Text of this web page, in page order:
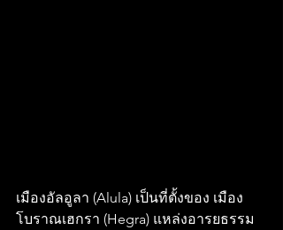
เมืองอัลอูลา (Alula) เป็นที่ตั้งของ เมือง
โบราณเฮกรา (Hegra) แหล่งอารยธรรม